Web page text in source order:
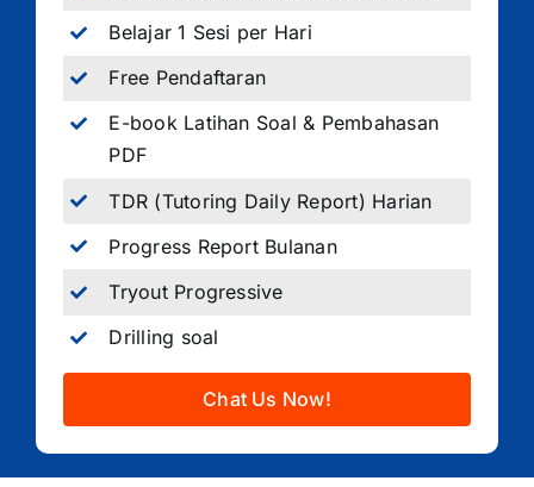
Belajar 1 Sesi per Hari
Free Pendaftaran
E-book Latihan Soal & Pembahasan
PDF
TDR (Tutoring Daily Report) Harian
Progress Report Bulanan
Tryout Progressive
Drilling soal
Chat Us Now!